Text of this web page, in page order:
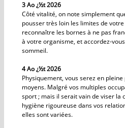
3 Ao ¿½t 2026
Côté vitalité, on note simplement
pousser très loin les limites de
reconnaître les bornes à ne pas
à votre organisme, et accordez-
sommeil.
4 Ao ¿½t 2026
Physiquement, vous serez en
moyens. Malgré vos multiples
sport ; mais il serait vain de viser la
hygiène rigoureuse dans vos
elles sont variées.